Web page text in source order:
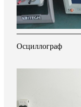
Осциллограф